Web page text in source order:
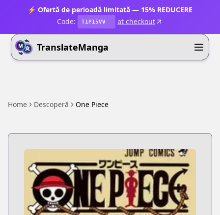
⚡ Ofertă de perioadă limitată — 15% REDUCERE
Code:
T1P15VV at checkout
TranslateManga
Home Descoperă One Piece